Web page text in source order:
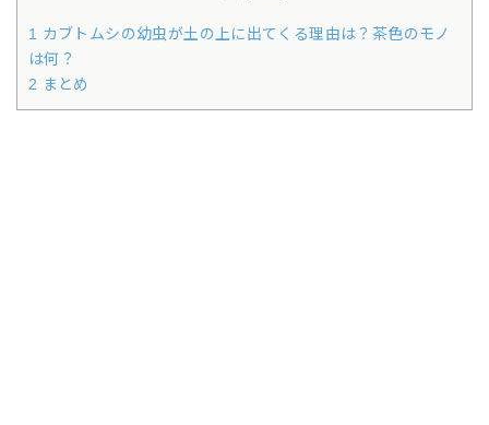
1 カブトムシの幼虫が土の上に出てくる理由は？茶色のモノ
は何？
2 まとめ